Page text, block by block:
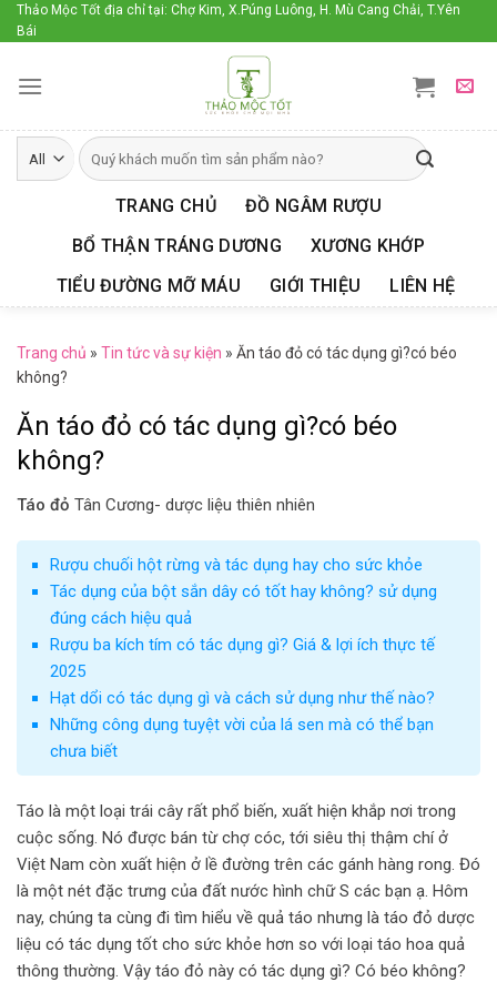
Skip
to
Thảo Mộc Tốt địa chỉ tại: Chợ Kim, X.Púng Luông, H. Mù Cang Chải, T.Yên
Bái
TRANG CHỦ
ĐỒ NGÂM RƯỢU
BỔ THẬN TRÁNG DƯƠNG
XƯƠNG KHỚP
TIỂU ĐƯỜNG MỠ MÁU
GIỚI THIỆU LIÊN HỆ
Trang chủ » Tin tức và sự kiện » Ăn táo đỏ có tác dụng gì?có béo
không?
Ăn táo đỏ có tác dụng gì?có béo
không?
Táo đỏ Tân Cương- dược liệu thiên nhiên
Rượu chuối hột rừng và tác dụng hay cho sức khỏe
Tác dụng của bột sắn dây có tốt hay không? sử dụng
đúng cách hiệu quả
Rượu ba kích tím có tác dụng gì? Giá & lợi ích thực tế
2025
Hạt dổi có tác dụng gì và cách sử dụng như thế nào?
Những công dụng tuyệt vời của lá sen mà có thể bạn
chưa biết
Táo là một loại trái cây rất phổ biến, xuất hiện khắp nơi trong
cuộc sống. Nó được bán từ chợ cóc, tới siêu thị thậm chí ở
Việt Nam còn xuất hiện ở lề đường trên các gánh hàng rong. Đó
là một nét đặc trưng của đất nước hình chữ S các bạn ạ. Hôm
nay, chúng ta cùng đi tìm hiểu về quả táo nhưng là táo đỏ dược
liệu có tác dụng tốt cho sức khỏe hơn so với loại táo hoa quả
thông thường. Vậy táo đỏ này có tác dụng gì? Có béo không?